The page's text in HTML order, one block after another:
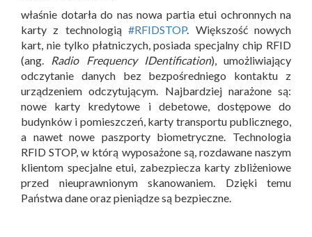
właśnie dotarła do nas nowa partia etui ochronnych na
karty z technologią#RFIDSTOP. Większość nowych
kart, nie tylko płatniczych, posiada specjalny chip RFID
(ang. Radio Frequency IDentification), umożliwiający
odczytanie danych bez bezpośredniego kontaktu z
urządzeniem odczytującym. Najbardziej narażone są:
nowe karty kredytowe i debetowe, dostępowe do
budynków i pomieszczeń, karty transportu publicznego,
a nawet nowe paszporty biometryczne. Technologia
RFID STOP, w którą wyposażone są, rozdawane naszym
klientom specjalne etui, zabezpiecza karty zbliżeniowe
przed nieuprawnionym skanowaniem. Dzięki temu
Państwa dane oraz pieniądze są bezpieczne.